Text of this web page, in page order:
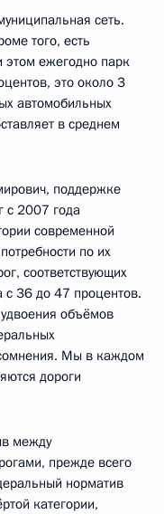
сеть.
того, есть
этом ежегодно парк
это около 3
автомобильных
в среднем
поддержке
с 2007 года
современной
по их
соответствующих
36 до 47 процентов.
объёмов
Мы в каждом
дороги
между
прежде всего
норматив
категории,